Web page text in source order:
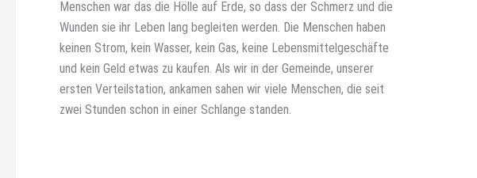
Menschen war das die Hölle auf Erde, so dass der Schmerz und die
Wunden sie ihr Leben lang begleiten werden. Die Menschen haben
keinen Strom, kein Wasser, kein Gas, keine Lebensmittelgeschäfte
und kein Geld etwas zu kaufen. Als wir in der Gemeinde, unserer
ersten Verteilstation, ankamen sahen wir viele Menschen, die seit
zwei Stunden schon in einer Schlange standen.